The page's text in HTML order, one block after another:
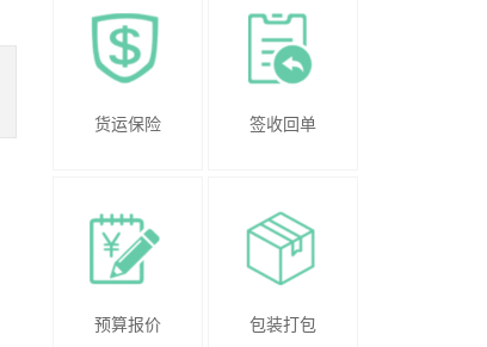
货运保险 签收回单
预算报价 包装打包